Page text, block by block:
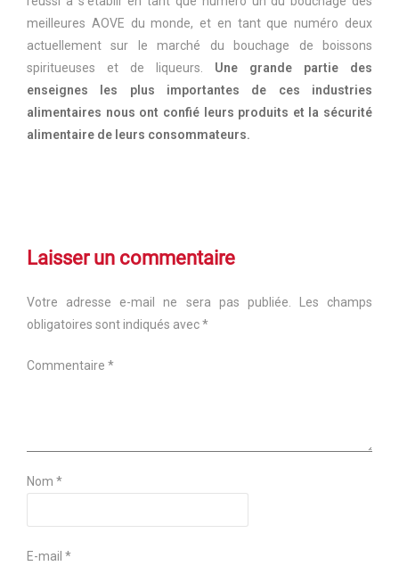
meilleures AOVE du monde, et en tant que numéro deux
actuellement sur le marché du bouchage de boissons
spiritueuses et de liqueurs. Une grande partie des
enseignes les plus importantes de ces industries
alimentaires nous ont confié leurs produits et la sécurité
alimentaire de leurs consommateurs.
Laisser un commentaire
Votre adresse e-mail ne sera pas publiée.
Les champs
obligatoires sont indiqués avec*
Commentaire *
Nom *
E-mail *